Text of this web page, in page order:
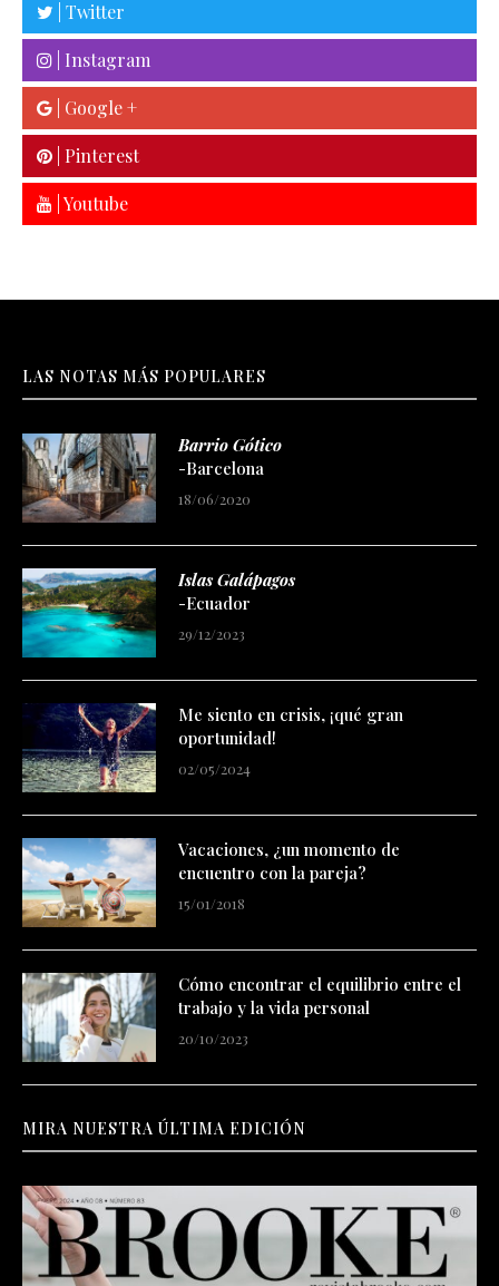
| Twitter
| Instagram
| Google +
| Pinterest
| Youtube
LAS NOTAS MÁS POPULARES
Barrio Gótico
-Barcelona
18/06/2020
Islas Galápagos
-Ecuador
29/12/2023
Me siento en crisis, ¡qué gran
oportunidad!
02/05/2024
Vacaciones, ¿un momento de
encuentro con la pareja?
15/01/2018
Cómo encontrar el equilibrio entre el
trabajo y la vida personal
20/10/2023
MIRA NUESTRA ÚLTIMA EDICIÓN